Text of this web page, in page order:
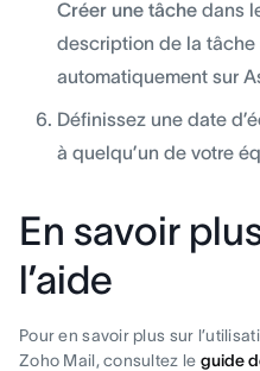
Créer une tâche dans
description de la tâche
automatiquement sur
Définissez une date
à quelqu’un de votre
En savoir
l’aide
Pour en savoir plus sur
Zoho Mail, consultez le guide